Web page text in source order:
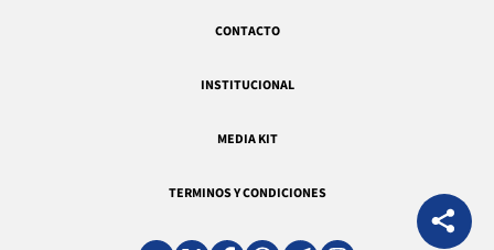
CONTACTO
INSTITUCIONAL
MEDIA KIT
TERMINOS Y CONDICIONES